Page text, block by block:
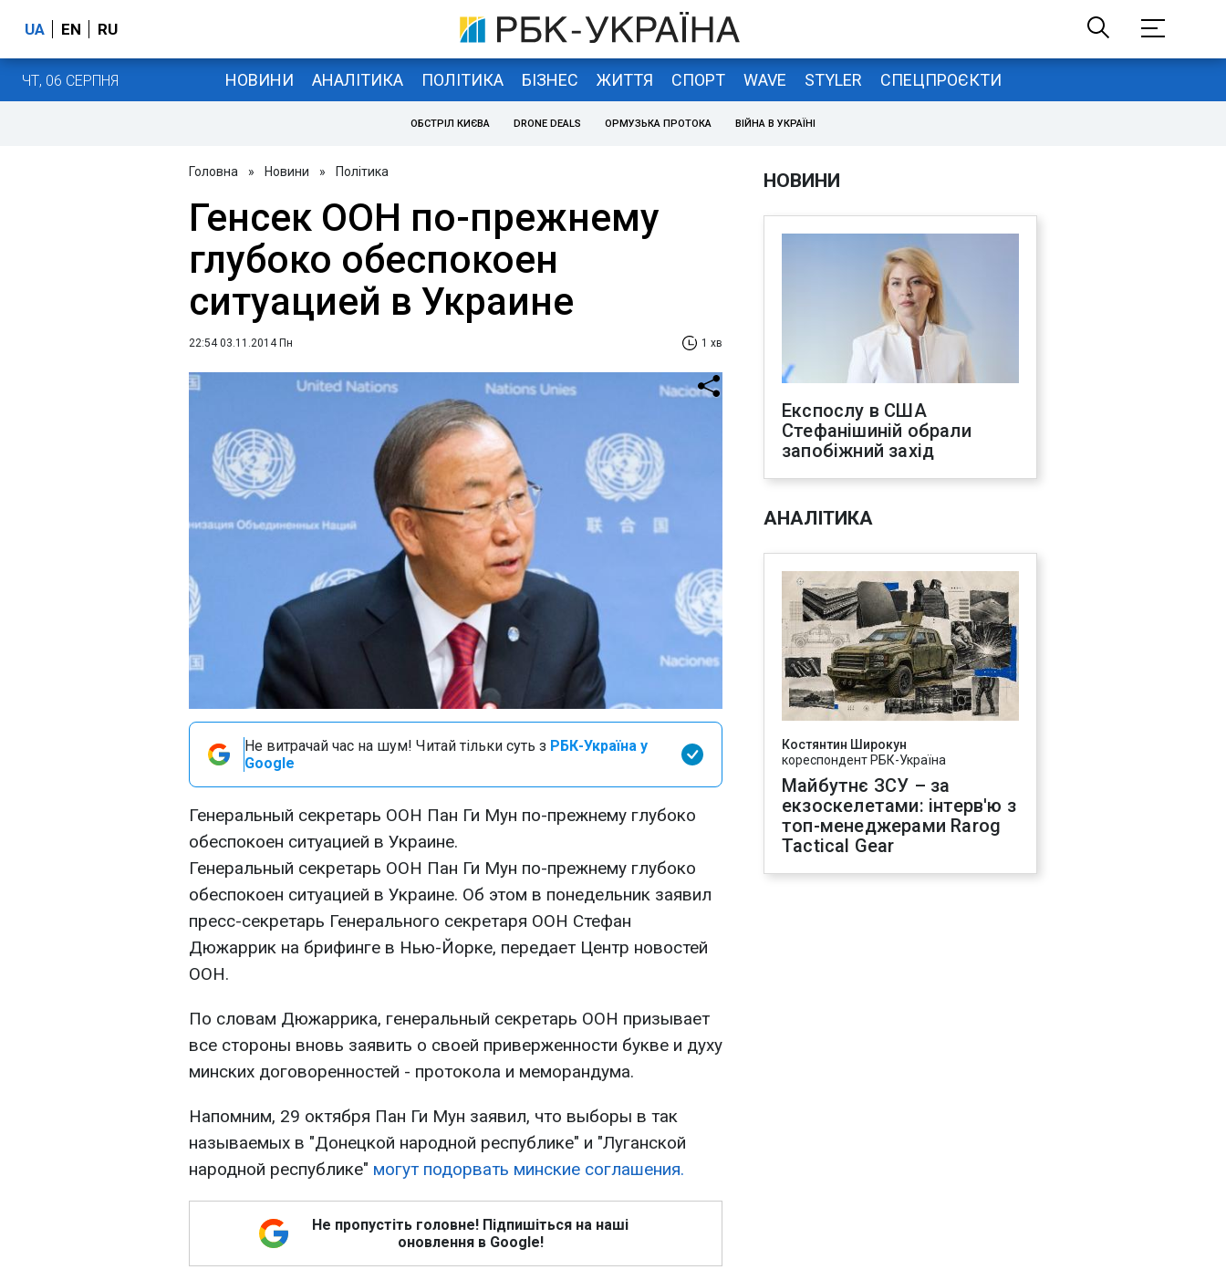
UA EN RU
ЧТ, 06 СЕРПНЯ НОВИНИ АНАЛІТИКА ПОЛІТИКА БІЗНЕС ЖИТТЯ СПОРТ WAVE STYLER СПЕЦПРОЄКТИ
ОБСТРІЛ КИЄВА DRONE DEALS ОРМУЗЬКА ПРОТОКА ВІЙНА В УКРАЇНІ
Головна » Новини » Політика
Генсек ООН по-прежнему
глубоко обеспокоен
ситуацией в Украине
22:54 03.11.2014 Пн 1 хв
Не витрачай час на шум! Читай тільки суть з РБК-Україна у
Google
Генеральный секретарь ООН Пан Ги Мун по-прежнему глубоко
обеспокоен ситуацией в Украине.
Генеральный секретарь ООН Пан Ги Мун по-прежнему глубоко
обеспокоен ситуацией в Украине. Об этом в понедельник заявил
пресс-секретарь Генерального секретаря ООН Стефан
Дюжаррик на брифинге в Нью-Йорке, передает Центр новостей
ООН.
По словам Дюжаррика, генеральный секретарь ООН призывает
все стороны вновь заявить о своей приверженности букве и духу
минских договоренностей - протокола и меморандума.
Напомним, 29 октября Пан Ги Мун заявил, что выборы в так
называемых в "Донецкой народной республике" и "Луганской
народной республике" могут подорвать минские соглашения.
Не пропустіть головне! Підпишіться на наші
оновлення в Google!
НОВИНИ
Експослу в США
Стефанішиній обрали
запобіжний захід
АНАЛІТИКА
Костянтин Широкун
кореспондент РБК-Україна
Майбутнє ЗСУ – за
екзоскелетами: інтерв'ю з
топ-менеджерами Rarog
Tactical Gear